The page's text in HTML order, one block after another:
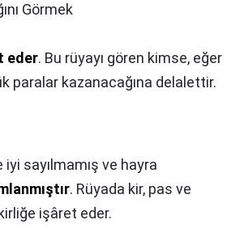
Görmek
eder. Bu rüyayı gören kimse, eğer
paralar kazanacağına delalettir.
sayılmamış ve hayra
. Rüyada kir, pas ve
işâret eder.